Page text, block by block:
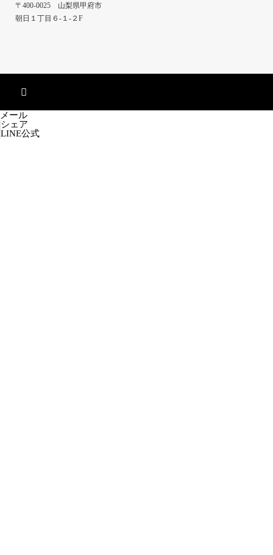
〒400-0025 山梨県甲府市
朝日１丁目６-１-２F
メール
シェア
LINE公式